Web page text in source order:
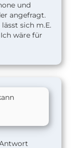
und
angefragt.
sich m.E.
wäre für